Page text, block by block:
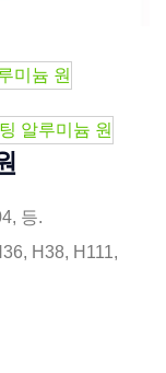
등.
H38, H111,